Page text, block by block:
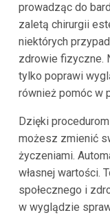
prowadząc do
zaletą chirurgii
niektórych
zdrowie fizyczne.
tylko poprawi
również pomóc w
Dzięki
możesz zmienić
życzeniami.
własnej wartości.
społecznego i
w wyglądzie